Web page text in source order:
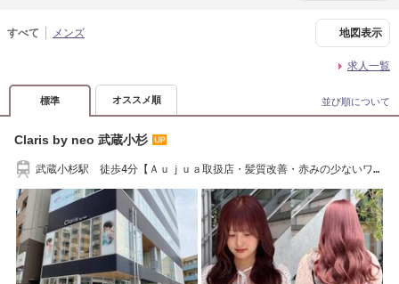
すべて メンズ 地図表示
求人一覧
標準 オススメ順 並び順について
Claris by neo 武蔵小杉
武蔵小杉駅 徒歩4分【Ａｕｊｕａ取扱店・髪質改善・赤みの少ないワン